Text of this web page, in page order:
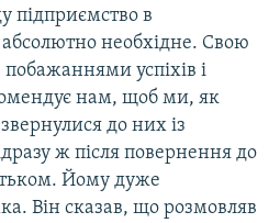
підприємство в
абсолютно необхідне. Свою
побажаннями успіхів і
нам, щоб ми, як
до них із
ж після повернення до
Йому дуже
Він сказав, що розмовляв